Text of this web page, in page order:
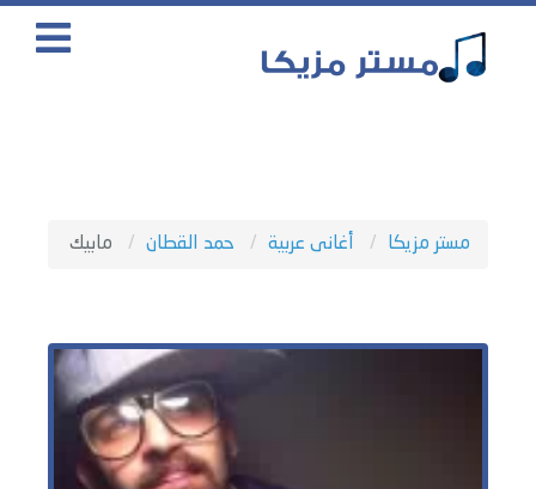
مستر مزيكا أغانى عربية حمد القطان مابيك